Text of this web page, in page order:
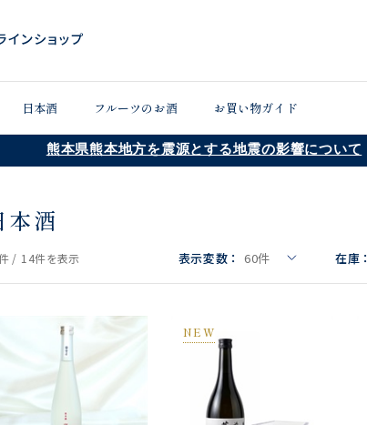
日本酒 フルーツのお酒 お買い物ガイド
熊本県熊本地方を震源とする地震の影響について
本酒
/ 14件を表示 表示変数： 60件 在庫：
NEW